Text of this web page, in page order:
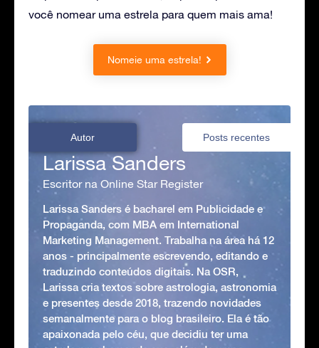
você nomear uma estrela para quem mais ama!
Nomeie uma estrela!
Autor Posts recentes
Larissa Sanders
Escritor na Online Star Register
Larissa Sanders é bacharel em Publicidade e
Propaganda, com MBA em International
Marketing Management. Trabalha na área há 12
anos - principalmente escrevendo, editando e
traduzindo conteúdos digitais. Na OSR,
Larissa cria textos sobre astrologia, astronomia
e presentes desde 2018, trazendo novidades
semanalmente para o blog brasileiro. Ela é tão
apaixonada pelo céu, que decidiu ter uma